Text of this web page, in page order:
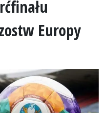
Europy